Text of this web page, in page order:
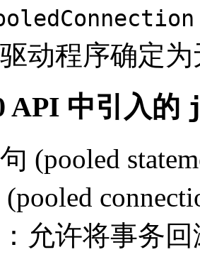
动程序确定
API 中引入的
(pooled
允许将事务